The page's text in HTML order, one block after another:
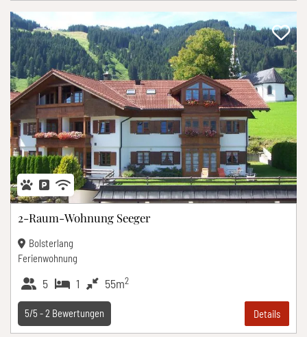
2-Raum-Wohnung Seeger
Bolsterlang
Ferienwohnung
5 1 55m2
Details
5/5 -2 Bewertungen